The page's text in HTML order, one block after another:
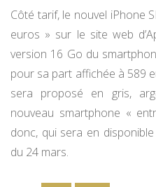
Côté tarif, le nouvel iPhone
euros » sur le site web
version 16 Go du
pour sa part affichée à 589
sera proposé en gris,
nouveau smartphone «
donc, qui sera en
du 24 mars.